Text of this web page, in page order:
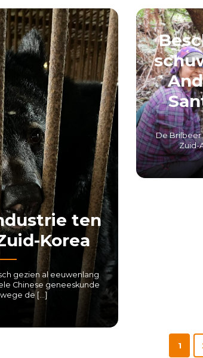
ten
Korea
gezien al eeuwenlang
Chinese geneeskunde
de […]
De Brilbeer
Zuid-
1